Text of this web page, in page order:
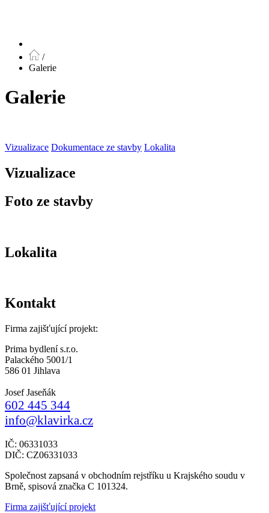
/
Galerie
Galerie
Vizualizace Dokumentace ze stavby Lokalita
Vizualizace
Foto ze stavby
Lokalita
Kontakt
Firma zajišťující projekt:
Prima bydlení s.r.o.
Palackého 5001/1
586 01 Jihlava
Josef Jaseňák
602 445 344
info@klavirka.cz
IČ: 06331033
DIČ: CZ06331033
Společnost zapsaná v obchodním rejstříku u Krajského soudu v
Brně, spisová značka C 101324.
Firma zajišťující projekt